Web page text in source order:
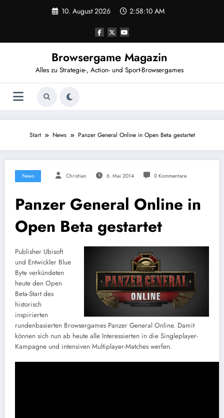
10. August 2026 2:58:11 AM
Browsergame Magazin
Alles zu Strategie-, Action- und Sport-Browsergames
Start News Panzer General Online in Open Beta gestartet
News Christian 6. Mai 2014 0 Kommentare
Panzer General Online in
Open Beta gestartet
Publisher Ubisoft
und Entwickler Blue
Byte verkündeten
heute den Open
Beta-Start des
historisch
inspirierten
rundenbasierten Browsergames Panzer General Online. Damit
können sich nun ab heute alle Interessierten in die Singleplayer-
Kampagne und intensiven Multiplayer-Matches werfen.